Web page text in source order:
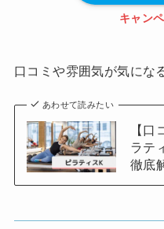
キャン
口コミや雰囲気が気にな
あわせて読みたい
【
ラテ
徹底